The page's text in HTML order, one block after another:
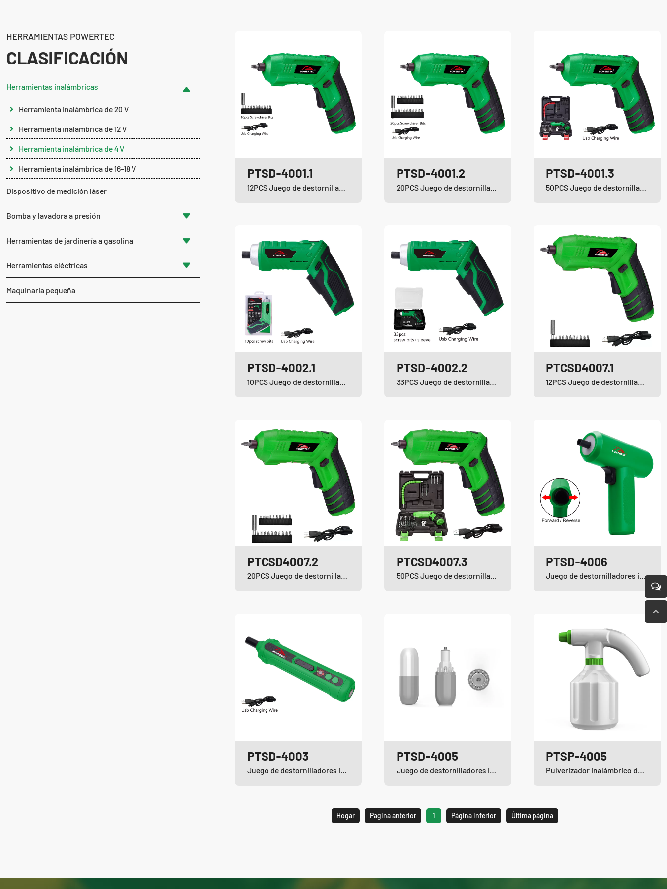
HERRAMIENTAS POWERTEC
CLASIFICACIÓN
Herramientas inalámbricas
Herramienta inalámbrica de 20 V
Herramienta inalámbrica de 12 V
Herramienta inalámbrica de 4 V
Herramienta inalámbrica de 16-18 V
Dispositivo de medición láser
Bomba y lavadora a presión
Herramientas de jardinería a gasolina
Herramientas eléctricas
Maquinaria pequeña
PTSD-4001.1
12PCS Juego de destornilladores inalámbricos de iones de litio
PTSD-4001.2
20PCS Juego de destornilladores inalámbricos de iones de litio
PTSD-4001.3
50PCS Juego de destornilladores inalámbricos de iones de litio
PTSD-4002.1 PTSD-4002.2 PTCSD4007.1
12PCS Juego de destornilladores inalámbricos de iones de litio
PTCSD4007.2
20PCS Juego de destornilladores inalámbricos de iones de litio
PTCSD4007.3
50PCS Juego de destornilladores inalámbricos de iones de litio
PTSD-4006
Juego de destornilladores inalámbricos de iones de litio
PTSD-4003
Juego de destornilladores inalámbricos de iones de litio
PTSD-4005
Juego de destornilladores inalámbricos de iones de litio
PTSP-4005
Pulverizador inalámbrico de iones de litio
Hogar Pagina anterior 1 Página inferior Última página